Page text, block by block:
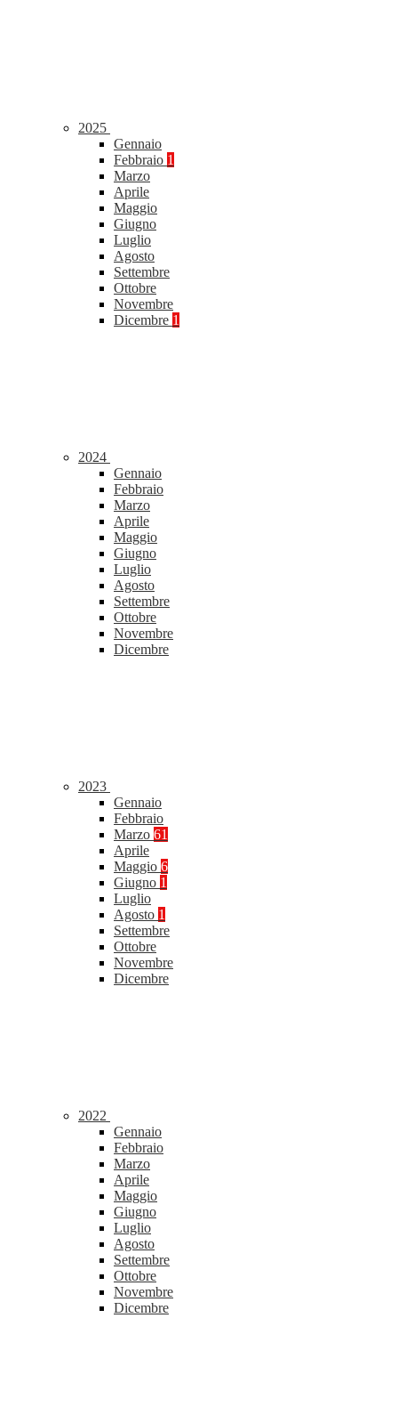
2025
Gennaio
Febbraio 1
Marzo
Aprile
Maggio
Giugno
Luglio
Agosto
Settembre
Ottobre
Novembre
Dicembre 1
2024
Gennaio
Febbraio
Marzo
Aprile
Maggio
Giugno
Luglio
Agosto
Settembre
Ottobre
Novembre
Dicembre
2023
Gennaio
Febbraio
Marzo 61
Aprile
Maggio 6
Giugno 1
Luglio
Agosto 1
Settembre
Ottobre
Novembre
Dicembre
2022
Gennaio
Febbraio
Marzo
Aprile
Maggio
Giugno
Luglio
Agosto
Settembre
Ottobre
Novembre
Dicembre